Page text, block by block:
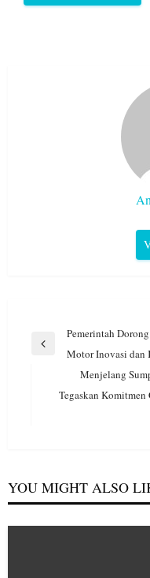
Navigasi
pos
Previous
Pemerintah
Motor Inovasi dan
Next
Menjelang
Tegaskan Komitmen
YOU MIGHT ALSO